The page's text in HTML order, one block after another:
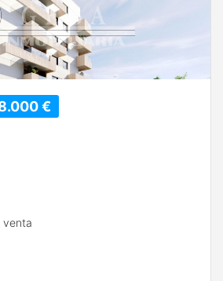
€
venta